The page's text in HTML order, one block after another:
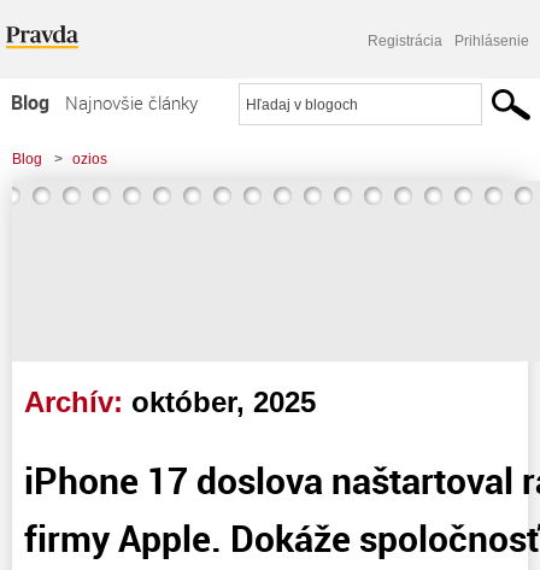
Registrácia Prihlásenie
Blog
Najnovšie články
Najčítanejšie články
Najkomentovanejšie články
Blog > ozios
> iPhone 17 doslova naštartoval rast hodnoty firmy Apple. Dokáže spoločnosť
Archív: október, 2025
iPhone 17 doslova naštartoval
firmy Apple. Dokáže